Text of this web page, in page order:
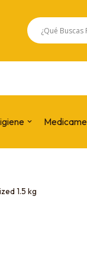
1.5 kg